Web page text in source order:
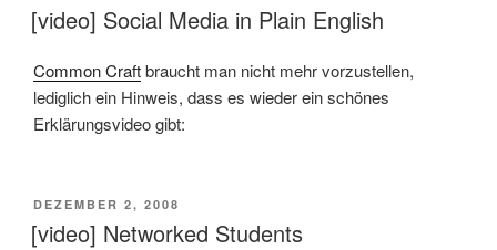
AM
[video] Social Media in Plain English
Common Craftbraucht man nicht mehr vorzustellen,
lediglich ein Hinweis, dass es wieder ein schönes
Erklärungsvideo gibt:
VERÖFFENTLICHT
AM
DEZEMBER 2, 2008
[video] Networked Students